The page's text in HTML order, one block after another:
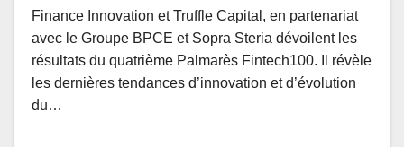
Finance Innovation et Truffle Capital, en partenariat
avec le Groupe BPCE et Sopra Steria dévoilent les
résultats du quatrième Palmarès Fintech100. Il révèle
les dernières tendances d’innovation et d’évolution
du…